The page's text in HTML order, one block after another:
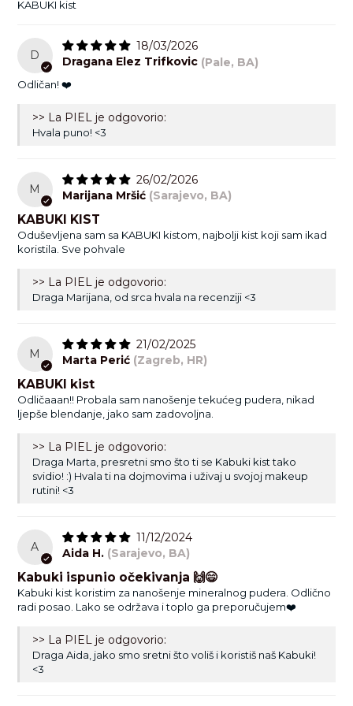
Kabuki kist se lako čisti i pere, a za pranje preporučamo tvrdi
sapun i mlaku ili toplu vodu jer proizvodi za čišćenje s puno
i jako vruća voda i prečesto pranje. Možete malo ručnikom
proći po površini kista da odstranite višak vode i pustite da se
osuši (ako Vam je hitno možete osušiti fenom).
KABUKI kist
D
18/03/2026
Dragana Elez Trifkovic (Pale, BA)
Odličan! ❤️
>> La PIEL je odgovorio:
Hvala puno! <3
M
26/02/2026
Marijana Mršić (Sarajevo, BA)
KABUKI KIST
Oduševljena sam sa KABUKI kistom, najbolji kist koji sam ikad
koristila. Sve pohvale
>> La PIEL je odgovorio:
Draga Marijana, od srca hvala na recenziji <3
M
21/02/2025
Marta Perić (Zagreb, HR)
KABUKI kist
Odličaaan!! Probala sam nanošenje tekućeg pudera, nikad
ljepše blendanje, jako sam zadovoljna.
>> La PIEL je odgovorio:
Draga Marta, presretni smo što ti se Kabuki kist tako
svidio! :) Hvala ti na dojmovima i uživaj u svojoj makeup
rutini! <3
A
11/12/2024
Aida H. (Sarajevo, BA)
Kabuki ispunio očekivanja 🙌😄
Kabuki kist koristim za nanošenje mineralnog pudera. Odlično
radi posao. Lako se održava i toplo ga preporučujem❤️
>> La PIEL je odgovorio:
Draga Aida, jako smo sretni što voliš i koristiš naš Kabuki!
<3